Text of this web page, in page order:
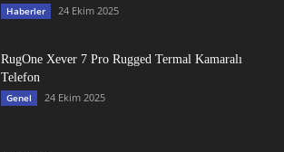
Haberler 24 Ekim 2025
RugOne Xever 7 Pro Rugged Termal Kamaralı
Telefon
Genel 24 Ekim 2025